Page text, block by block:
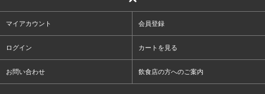
マイアカウント 会員登録
ログイン カートを見る
お問い合わせ 飲食店の方へのご案内